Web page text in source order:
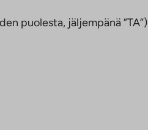
puolesta, jäljempänä ”TA”)